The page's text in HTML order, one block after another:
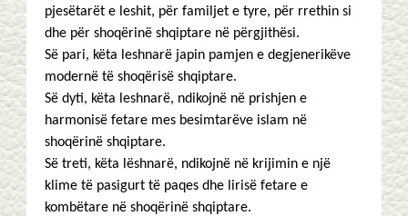
pjesëtarët e leshit, për familjet e tyre, për rrethin si
dhe për shoqërinë shqiptare në përgjithësi.
Së pari, këta leshnarë japin pamjen e degjenerikëve
modernë të shoqërisë shqiptare.
Së dyti, këta leshnarë, ndikojnë në prishjen e
harmonisë fetare mes besimtarëve islam në
shoqërinë shqiptare.
Së treti, këta lëshnarë, ndikojnë në krijimin e një
klime të pasigurt të paqes dhe lirisë fetare e
kombëtare në shoqërinë shqiptare.